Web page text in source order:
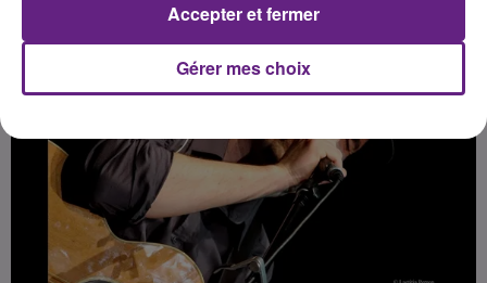
Gérer mes choix
Accepter et fermer